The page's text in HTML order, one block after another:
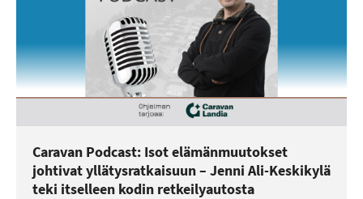
Caravan Podcast: Isot elämänmuutokset
johtivat yllätysratkaisuun – Jenni Ali-Keskikylä
teki itselleen kodin retkeilyautosta